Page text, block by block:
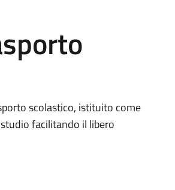
scolastico, istituito come
facilitando il libero